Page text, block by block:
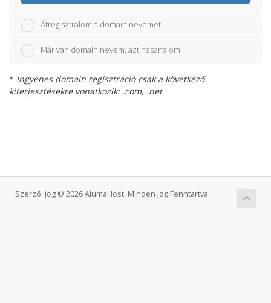
Átregisztrálom a domain nevemet
Már van domain nevem, azt használom
* Ingyenes domain regisztráció csak a következő
kiterjesztésekre vonatkozik: .com, .net
Szerzői jog © 2026 AlumaHost. Minden Jog Fenntartva.